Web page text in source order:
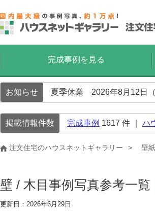
完成事例を見る
お知らせ 夏季休業 2026年8月12日
掲載情報件数 完成事例 1617 件 ｜ ハ
注文住宅のハウスネットギャラリー 壁紙
壁 / 木目事例写真参考一覧
更新日：2026年6月29日